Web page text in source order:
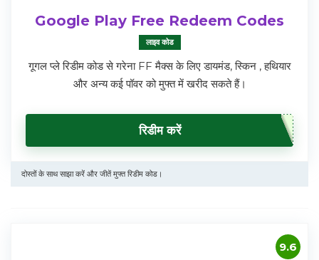
Google Play Free Redeem Codes
लाइव कोड
गूगल प्ले रिडीम कोड से गरेना FF मैक्स के लिए डायमंड, स्किन , हथियार
और अन्य कई पॉवर को मुफ्त में खरीद सकते हैं।
रिडीम करें
दोस्तों के साथ साझा करें और जीतें मुफ्त रिडीम कोड।
9.6